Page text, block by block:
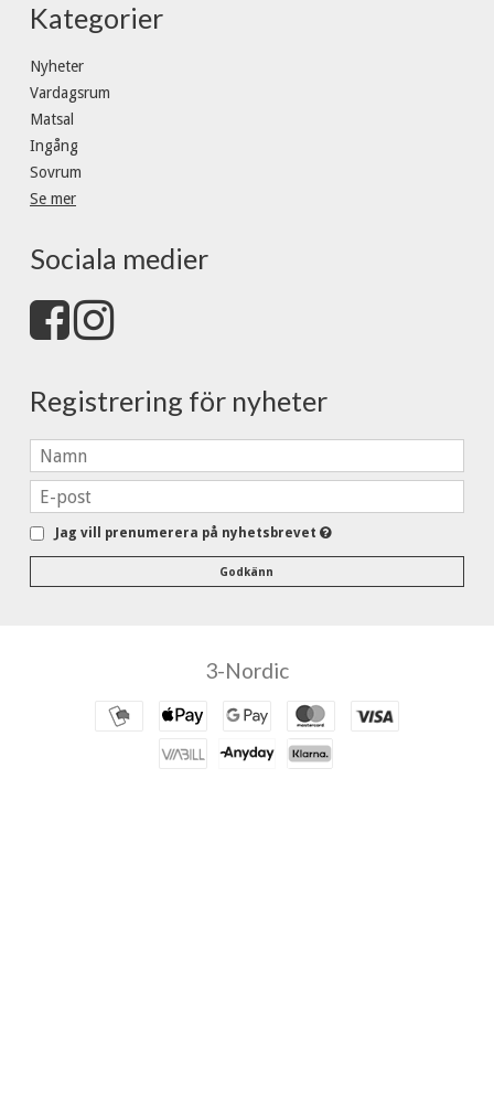
Kategorier
Nyheter
Vardagsrum
Matsal
Ingång
Sovrum
Se mer
Sociala medier
Registrering för nyheter
Jag vill prenumerera på nyhetsbrevet
Godkänn
3-Nordic